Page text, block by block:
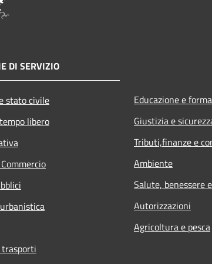
DI SERVIZIO
stato civile
libero
Educazione e
Giustizia e
Tributi,finanze e
Ambiente
Salute, benessere
Autorizzazioni
Agricoltura e pesca